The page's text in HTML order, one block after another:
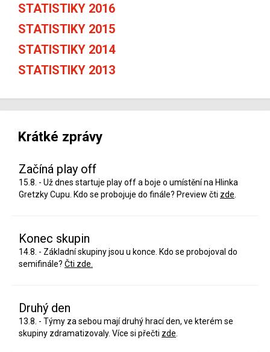
STATISTIKY 2016
STATISTIKY 2015
STATISTIKY 2014
STATISTIKY 2013
Krátké zprávy
Začíná play off
15.8. - Už dnes startuje play off a boje o umístění na Hlinka
Gretzky Cupu. Kdo se probojuje do finále? Preview čti zde
Konec skupin
14.8. - Základní skupiny jsou u konce. Kdo se probojoval do
semifinále? Čti zde.
Druhý den
13.8. - Týmy za sebou mají druhý hrací den, ve kterém se
skupiny zdramatizovaly. Více si přečti zde